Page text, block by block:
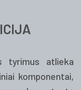
tyrimus atlieka
komponentai,